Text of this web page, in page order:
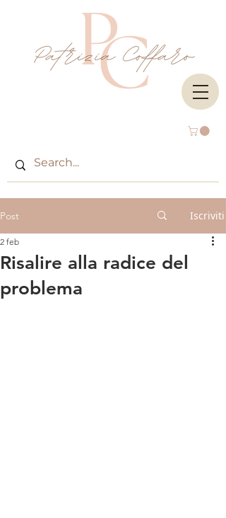
Post Iscriviti
Risalire alla radice del
problema
2 feb